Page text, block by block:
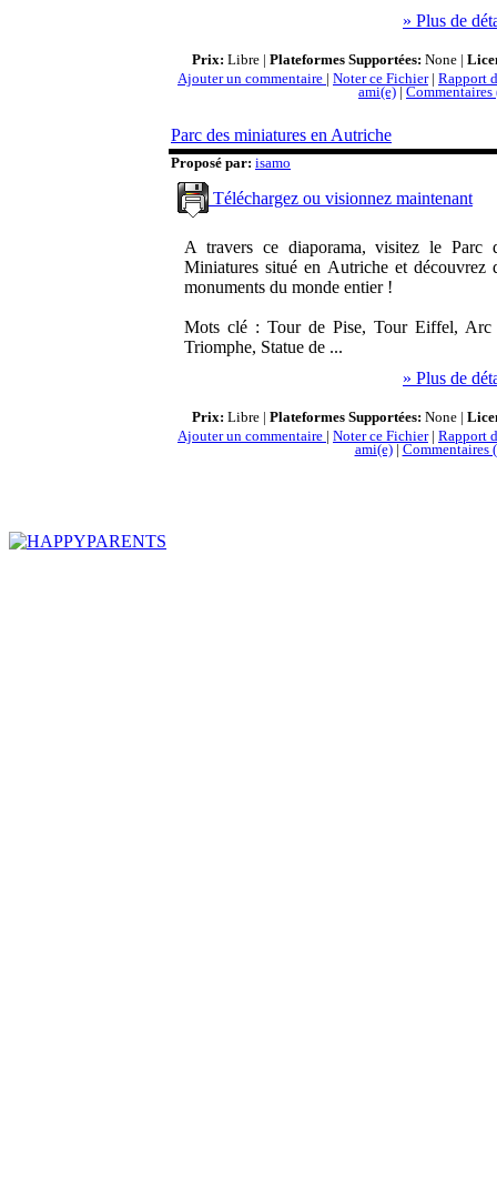
» Plus de
Prix: Libre | Plateformes Supportées: None |
Ajouter un commentaire | Noter ce Fichier| Rapport
ami(e) | Commentaires
Parc des miniatures en Autriche
Proposé par: isamo
Téléchargez ou visionnez maintenant
A travers ce diaporama, visitez le Parc
Miniatures situé en Autriche et découvrez
monuments du monde entier !
Mots clé : Tour de Pise, Tour Eiffel, Arc
Triomphe, Statue de ...
» Plus de
Prix: Libre | Plateformes Supportées: None |
Ajouter un commentaire | Noter ce Fichier| Rapport
ami(e)| Commentaires